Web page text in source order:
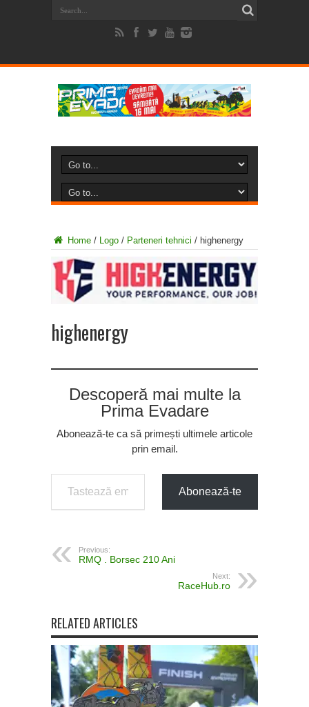
Home / Logo / Parteneri tehnici / highenergy
highenergy
Descoperă mai multe la
Prima Evadare
Abonează-te ca să primești ultimele articole
prin email.
Tastează emailul tău...
Abonează-te
Previous:
RMQ . Borsec 210 Ani
Next:
RaceHub.ro
RELATED ARTICLES